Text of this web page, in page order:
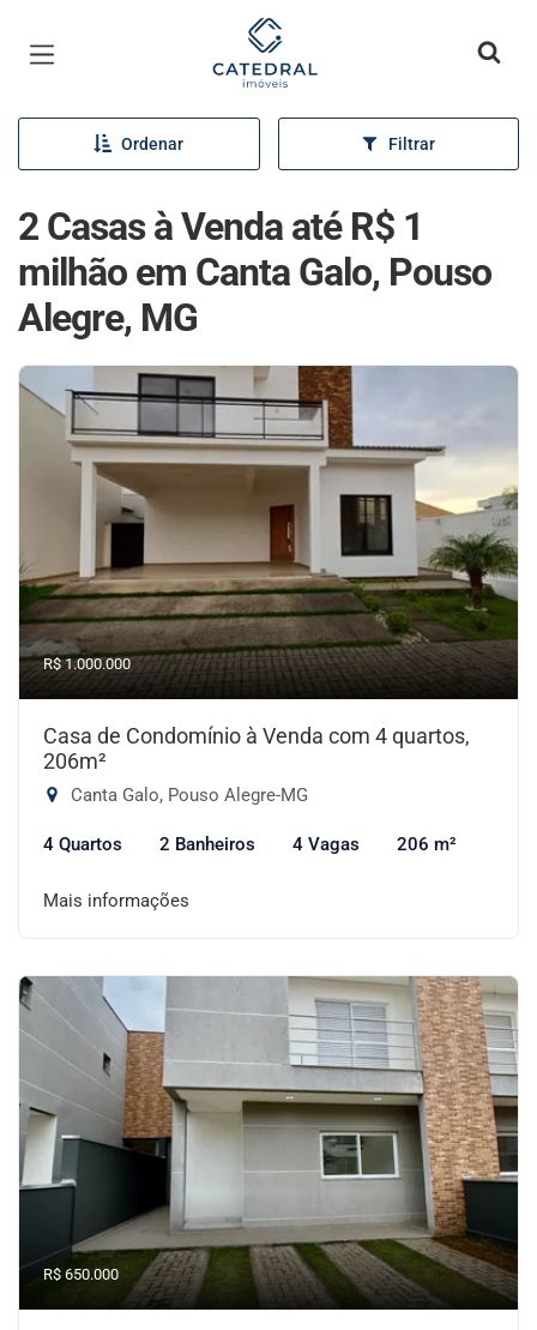
Página inicial
Ordenar Filtrar
2 Casas à Venda até R$ 1
milhão em Canta Galo, Pouso
Alegre, MG
R$ 1.000.000
Casa de Condomínio à Venda com 4 quartos,
206m²
Canta Galo, Pouso Alegre-MG
4 Quartos 2 Banheiros 4 Vagas 206 m²
Mais informações
R$ 650.000